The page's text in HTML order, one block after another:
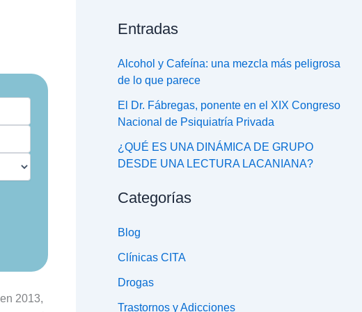
2013,
Entradas
Alcohol y Cafeína: una mezcla más peligrosa
de lo que parece
El Dr. Fábregas, ponente en el XIX Congreso
Nacional de Psiquiatría Privada
¿QUÉ ES UNA DINÁMICA DE GRUPO
DESDE UNA LECTURA LACANIANA?
Categorías
Blog
Clínicas CITA
Drogas
Trastornos y Adicciones